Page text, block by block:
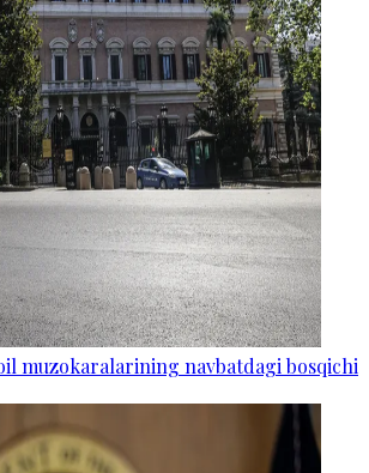
muzokaralarining navbatdagi bosqichi